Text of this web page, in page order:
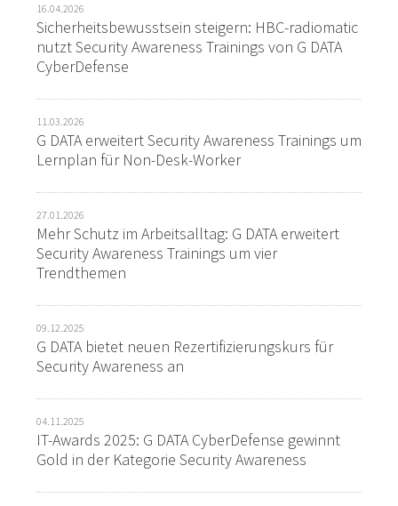
16.04.2026
Sicherheitsbewusstsein steigern: HBC-radiomatic
nutzt Security Awareness Trainings von G DATA
CyberDefense
11.03.2026
G DATA erweitert Security Awareness Trainings um
Lernplan für Non-Desk-Worker
27.01.2026
Mehr Schutz im Arbeitsalltag: G DATA erweitert
Security Awareness Trainings um vier
Trendthemen
09.12.2025
G DATA bietet neuen Rezertifizierungskurs für
Security Awareness an
04.11.2025
IT-Awards 2025: G DATA CyberDefense gewinnt
Gold in der Kategorie Security Awareness